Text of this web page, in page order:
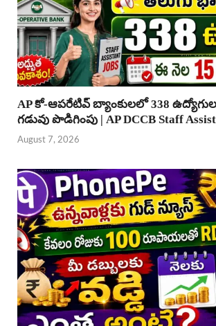
AP కో-ఆపరేటివ్ బ్యాంకులలో 338 ఉద్యోగుల
గడువు పొడిగింపు | AP DCCB Staff
August 7, 2026